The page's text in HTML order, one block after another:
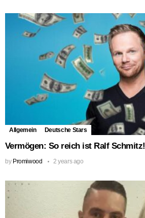
Allgemein Deutsche Stars
Vermögen: So reich ist Ralf Schmitz!
by Promiwood 2 years ago